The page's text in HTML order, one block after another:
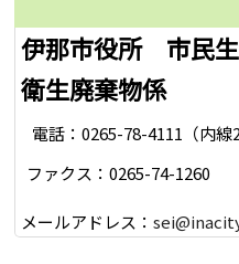
伊那市役所 市民
衛生廃棄物係
電話：0265-78-4111（内線
ファクス：0265-74-1260
メールアドレス：